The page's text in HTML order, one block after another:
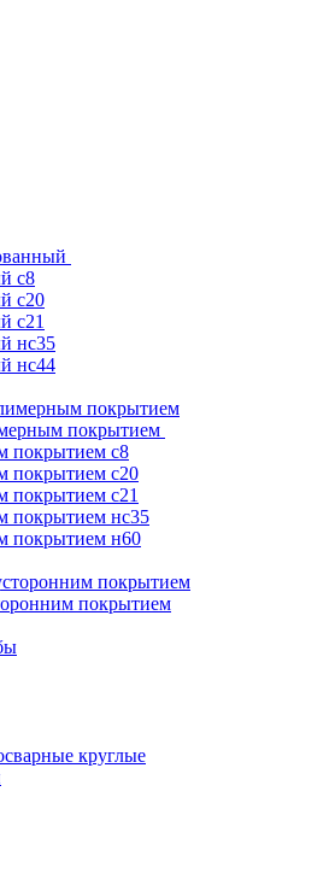
с8
с20
с21
нс35
нс44
покрытием
покрытием с8
покрытием с20
покрытием с21
покрытием нс35
покрытием н60
покрытием
круглые